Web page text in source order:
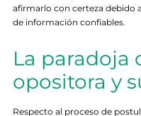
afirmarlo con certeza debido
de información confiables.
La paradoja
opositora y
Respecto al proceso de